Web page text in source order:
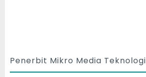
Penerbit Mikro Media Teknologi